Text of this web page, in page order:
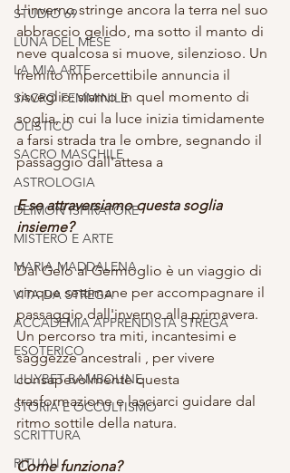
STUDIO 69
LUNA DEL MESE
LA MIA ARTE
SACRO FEMMINILE
OLISTICO
SACRO MASCHILE
ASTROLOGIA
DEIMON ISPIRATORE
MISTERO E ARTE
MARIA MADDALENA
VITA DA STREGA
ACCADEMIA APPRENDISTA STREGA
ESOTERICO
LILLYBET BAMBOLINE
STORIA E OCCULTISMO
SCRITTURA
RITUALI
L'inverno stringe ancora la terra nel suo
abbraccio gelido, ma sotto il manto di
neve qualcosa si muove, silenzioso. Un
fremito impercettibile annuncia il
risveglio: siamo in quel momento di
soglia, in cui la luce inizia timidamente
a farsi strada tra le ombre, segnando il
passaggio dall'attesa a
E se attraversiamo questa soglia
insieme?
Dal Gelo al Germoglio è un viaggio di
cinque settimane per accompagnare il
passaggio dall'inverno alla primavera.
Un percorso tra miti, incantesimi e
saggezze ancestrali , per vivere
consapevolmente questa
trasformazione e lasciarci guidare dal
ritmo sottile della natura.
Come funziona?